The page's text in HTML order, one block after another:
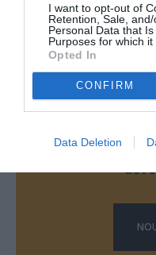
I want to opt-out of
Retention, Sale,
Personal Data that
Purposes for which it
Opted In
CONFIRM
Data Deletion
LAISSER
Soutenez Air